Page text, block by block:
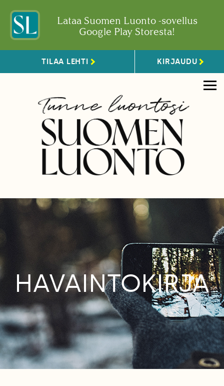
Lataa Suomen Luonto -sovellus
Google Play Storesta!
TILAA LEHTI KIRJAUDU
HAVAINTOKIRJA